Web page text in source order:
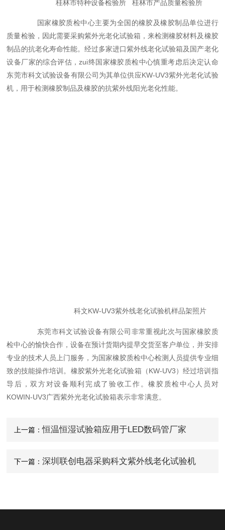
桂林市特种设备检验所 桂林市产品质量检验所
国家橡胶质检中心主要为全国的橡胶及橡胶制品单位进行
质量检验，因此需要采购紫外光老化试验箱，来检测橡胶材料及橡胶
制品的抗老化寿命性能。经过多家进口紫外线老化试验箱及国产老化
设备厂家的综合评估，zui终国家橡胶质检中心慎重考虑后决定认命
东莞市科文试验设备有限公司为其单位供应KW-UV3紫外光老化试验
机，用于检测橡胶制品及橡胶的抗紫外线阳光老化性能。
科文KW-UV3紫外线老化试验机样品架照片
东莞市科文试验设备有限公司非常重视此次与国家橡胶质
检中心的愉快合作，设备在预计货期内提早交货至客户单位，并安排
专业的技术人员上门服务，为国家橡胶质检中心检测人员提供专业细
致的技能操作培训。橡胶紫外光老化试验箱（KW-UV3）经过培训指
导后，双方对设备顺利完成了验收工作。橡胶质检中心人员对
KOWIN-UV3广西紫外光老化试验箱表示非常满意。
上一篇：恒温恒湿试验箱应用于LED数码管厂家
下一篇： 深圳联创电器采购科文紫外线老化试验机